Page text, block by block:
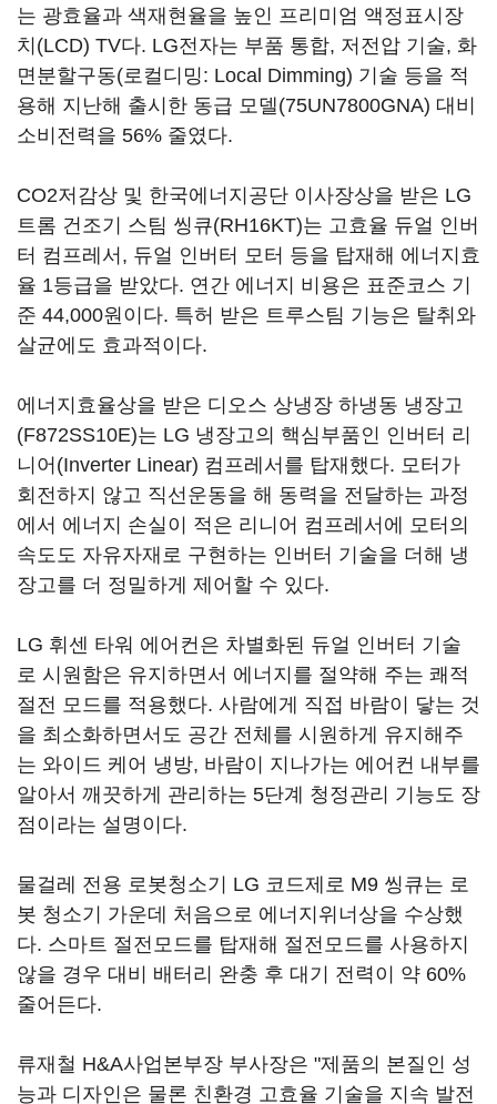
는 광효율과 색재현율을 높인 프리미엄 액정표시장
치(LCD) TV다. LG전자는 부품 통합, 저전압 기술, 화
면분할구동(로컬디밍: Local Dimming) 기술 등을 적
용해 지난해 출시한 동급 모델(75UN7800GNA) 대비
소비전력을 56% 줄였다.
CO2저감상 및 한국에너지공단 이사장상을 받은 LG
트롬 건조기 스팀 씽큐(RH16KT)는 고효율 듀얼 인버
터 컴프레서, 듀얼 인버터 모터 등을 탑재해 에너지효
율 1등급을 받았다. 연간 에너지 비용은 표준코스 기
준 44,000원이다. 특허 받은 트루스팀 기능은 탈취와
살균에도 효과적이다.
에너지효율상을 받은 디오스 상냉장 하냉동 냉장고
(F872SS10E)는 LG 냉장고의 핵심부품인 인버터 리
니어(Inverter Linear) 컴프레서를 탑재했다. 모터가
회전하지 않고 직선운동을 해 동력을 전달하는 과정
에서 에너지 손실이 적은 리니어 컴프레서에 모터의
속도도 자유자재로 구현하는 인버터 기술을 더해 냉
장고를 더 정밀하게 제어할 수 있다.
LG 휘센 타워 에어컨은 차별화된 듀얼 인버터 기술
로 시원함은 유지하면서 에너지를 절약해 주는 쾌적
절전 모드를 적용했다. 사람에게 직접 바람이 닿는 것
을 최소화하면서도 공간 전체를 시원하게 유지해주
는 와이드 케어 냉방, 바람이 지나가는 에어컨 내부를
알아서 깨끗하게 관리하는 5단계 청정관리 기능도 장
점이라는 설명이다.
물걸레 전용 로봇청소기 LG 코드제로 M9 씽큐는 로
봇 청소기 가운데 처음으로 에너지위너상을 수상했
다. 스마트 절전모드를 탑재해 절전모드를 사용하지
않을 경우 대비 배터리 완충 후 대기 전력이 약 60%
줄어든다.
류재철 H&A사업본부장 부사장은 "제품의 본질인 성
능과 디자인은 물론 친환경 고효율 기술을 지속 발전